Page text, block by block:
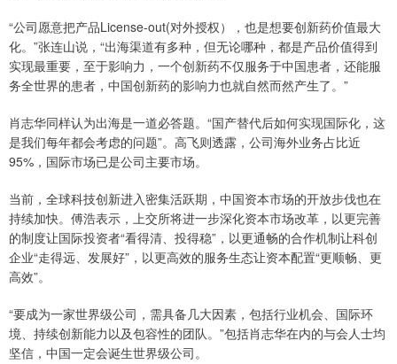
“公司愿意把产品License-out(对外授权），也是想要创新药价值最大
化。”张连山说，“出海渠道有多种，但无论哪种，都是产品价值得到
实现最重要，至于影响力，一个创新药不仅服务于中国患者，还能服
务全世界的患者，中国创新药的影响力也就自然而然产生了。”
肖志华同样认为出海是一道必答题。“国产替代后如何实现国际化，这
是我们每年都会考虑的问题”。高飞则透露，公司海外业务占比近
95%，国际市场已是公司主要市场。
当前，全球科技创新进入密集活跃期，中国资本市场的开放步伐也在
持续加快。傅浩表示，上交所将进一步深化资本市场改革，以更完善
的制度让国际投资者“看得清、投得稳”，以更通畅的合作机制让科创
企业“走得远、发展好”，以更高效的服务生态让资本配置“更顺畅、更
高效”。
“要成为一家世界级公司，需具备几大因素，包括行业机会、国际环
境、持续创新能力以及包容性的团队。”包括肖志华在内的与会人士均
坚信，中国一定会诞生世界级公司。